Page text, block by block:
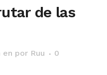
de las
en por Ruu
0